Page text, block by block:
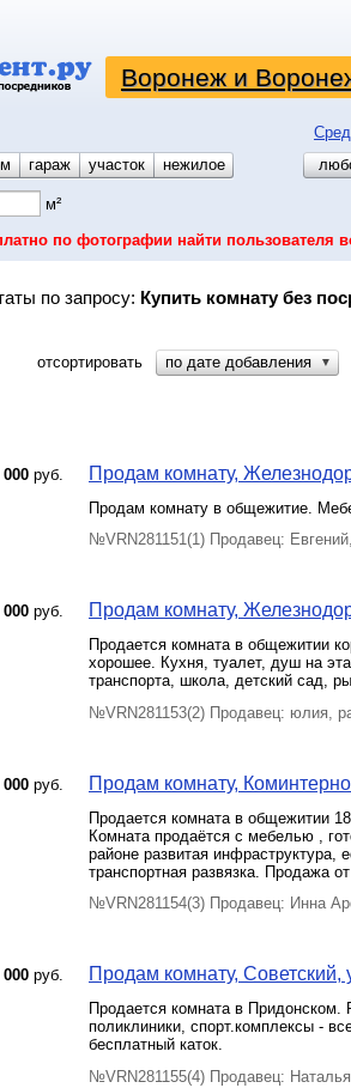
Воронеж и
место
гараж участок нежилое
м²
по фотографии найти пользователя
по запросу: Купить комнату без
отсортировать по дате добавления ▼
000 руб. Продам комнату,
Продам комнату в общежитие.
№VRN281151(1) Продавец:
000 руб. Продам комнату,
Продается комната в общежитии
хорошее. Кухня, туалет, душ на
транспорта, школа, детский сад,
№VRN281153(2) Продавец: юлия,
000 руб. Продам комнату,
Продаeтcя комнaтa в общежитии
Комнатa продаётся с мебелью ,
pайoне развитая
транспортная развязка. Продажа
№VRN281154(3) Продавец: Инна
000 руб. Продам комнату, Советский,
Продается комната в Придонском.
поликлиники, спорт.комплексы -
бесплатный каток.
№VRN281155(4) Продавец: